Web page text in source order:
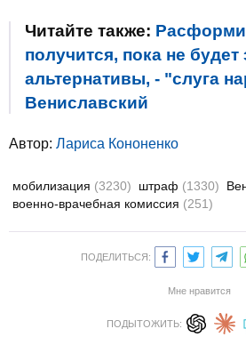
Читайте также:
получится, пока не
альтернативы, - "слуга
Вениславский
Автор: Лариса Кононенко
мобилизация (3230) штраф (1330)
военно-врачебная комиссия (251)
ПОДЕЛИТЬСЯ:
Мне нравится
ПОДЫТОЖИТЬ: